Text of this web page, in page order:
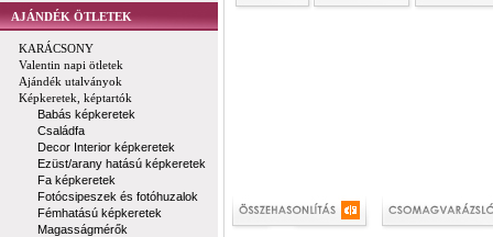
AJÁNDÉK ÖTLETEK
KARÁCSONY
Valentin napi ötletek
Ajándék utalványok
Képkeretek, képtartók
Babás képkeretek
Családfa
Decor Interior képkeretek
Ezüst/arany hatású képkeretek
Fa képkeretek
Fotócsipeszek és fotóhuzalok
Fémhatású képkeretek
Magasságmérők